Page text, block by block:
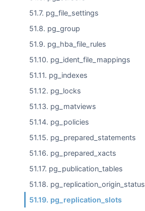
51.7. pg_file_settings
51.8. pg_group
51.9. pg_hba_file_rules
51.10. pg_ident_file_mappings
51.11. pg_indexes
51.12. pg_locks
51.13. pg_matviews
51.14. pg_policies
51.15. pg_prepared_statements
51.16. pg_prepared_xacts
51.17. pg_publication_tables
51.18. pg_replication_origin_status
51.19. pg_replication_slots